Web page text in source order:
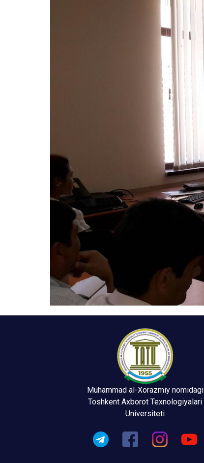
Muhammad al-Xorazmiy nomidagi
Toshkent Axborot Texnologiyalari
Universiteti